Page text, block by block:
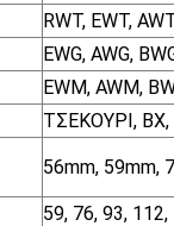
RWT, EWT,
EWG, AWG,
EWM, AWM,
ΤΣΕΚΟΥΡΙ, BX,
56mm, 59mm,
59, 76, 93, 112,